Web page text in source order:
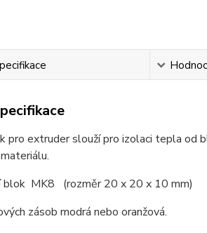
pro extruder slouží pro izolaci tepla
blok MK8 (rozměr 20 x 20 x 10 mm)
zásob modrá nebo oranžová.